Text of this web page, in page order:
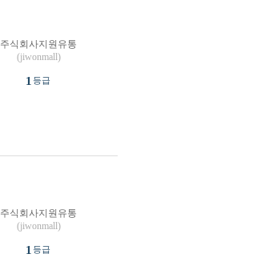
주식회사지원유통
(jiwonmall)
1 등급
주식회사지원유통
(jiwonmall)
1 등급